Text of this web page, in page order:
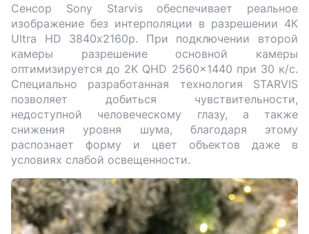
Сенсор Sony Starvis обеспечивает реальное
изображение без интерполяции в разрешении 4К
Ultra HD 3840х2160p. При подключении второй
камеры разрешение основной камеры
оптимизируется до 2K QHD 2560×1440 при 30 к/с.
Специально разработанная технология STARVIS
позволяет добиться чувствительности,
недоступной человеческому глазу, а также
снижения уровня шума, благодаря этому
распознает форму и цвет объектов даже в
условиях слабой освещенности.